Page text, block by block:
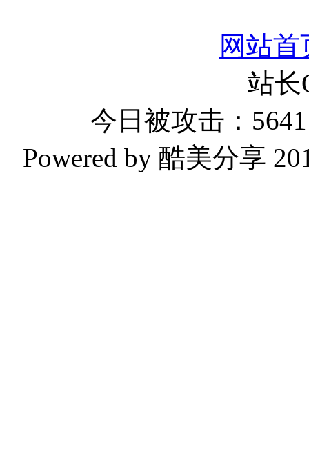
网站首
站
今日被攻击：
Powered by 酷美分享